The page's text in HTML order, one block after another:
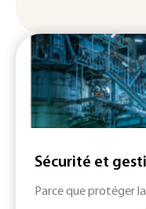
Sécurité et
Parce que protéger